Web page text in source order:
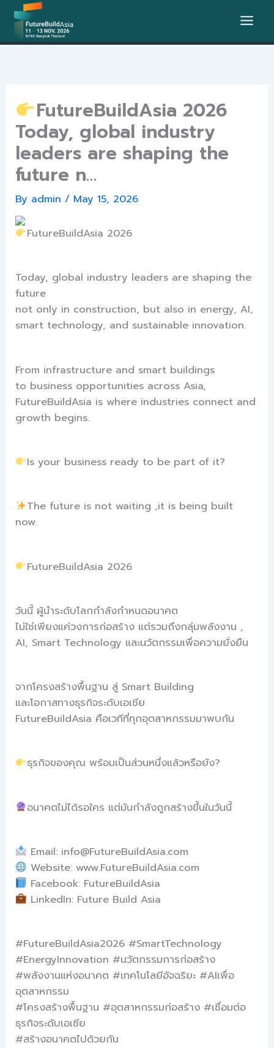
Skip
content
FutureBuildAsia 2026
Today, global industry
leaders are shaping the
future n…
By admin / May 15, 2026
FutureBuildAsia 2026
Today, global industry leaders are shaping the
future
not only in construction, but also in energy, AI,
smart technology, and sustainable innovation.
From infrastructure and smart buildings
to business opportunities across Asia,
FutureBuildAsia is where industries connect and
growth begins.
Is your business ready to be part of it?
The future is not waiting ,it is being built
now.
FutureBuildAsia 2026
วันนี้ ผู้นำระดับโลกกำลังกำหนดอนาคต
ไม่ใช่เพียงแค่วงการก่อสร้าง แต่รวมถึงกลุ่มพลังงาน ,
AI, Smart Technology และนวัตกรรมเพื่อความยั่งยืน
จากโครงสร้างพื้นฐาน สู่ Smart Building
และโอกาสทางธุรกิจระดับเอเชีย
FutureBuildAsia คือเวทีที่ทุกอุตสาหกรรมมาพบกัน
ธุรกิจของคุณ พร้อมเป็นส่วนหนึ่งแล้วหรือยัง?
อนาคตไม่ได้รอใคร แต่มันกำลังถูกสร้างขึ้นในวันนี้
Email: info@FutureBuildAsia.com
Website: www.FutureBuildAsia.com
Facebook: FutureBuildAsia
LinkedIn: Future Build Asia
#FutureBuildAsia2026 #SmartTechnology
#EnergyInnovation #นวัตกรรมการก่อสร้าง
#พลังงานแห่งอนาคต #เทคโนโลยีอัจฉริยะ #AIเพื่อ
อุตสาหกรรม
#โครงสร้างพื้นฐาน #อุตสาหกรรมก่อสร้าง #เชื่อมต่อ
ธุรกิจระดับเอเชีย
#สร้างอนาคตไปด้วยกัน